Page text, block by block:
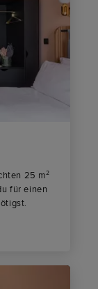
25 m²
für einen